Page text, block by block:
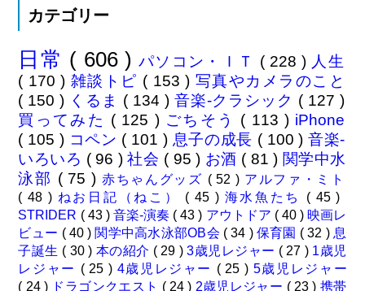
カテゴリー
日常 ( 606 )パソコン・ＩＴ ( 228 ) 人生
( 170 ) 雑談トピ ( 153 ) 写真やカメラのこと
( 150 ) くるま ( 134 ) 音楽-クラシック ( 127 )
買ってみた ( 125 ) ごちそう ( 113 ) iPhone
( 105 ) コペン ( 101 ) 息子の成長 ( 100 )音楽-
いろいろ ( 96 )社会 ( 95 ) お酒 ( 81 ) 関学中水
泳部 ( 75 ) 赤ちゃんグッズ ( 52 ) アルファ・ミト
( 48 ) ねお日記（ねこ） ( 45 ) 海水魚たち ( 45 )
STRIDER ( 43 ) 音楽-演奏 ( 43 ) アウトドア ( 40 ) 映画レ
ビュー ( 40 ) 関学中高水泳部OB会 ( 34 ) 保育園 ( 32 ) 息
子誕生 ( 30 ) 本の紹介 ( 29 )3歳児レジャー ( 27 ) 1歳児
レジャー ( 25 ) 4歳児レジャー ( 25 ) 5歳児レジャー
( 24 ) ドラゴンクエスト ( 24 ) 2歳児レジャー ( 23 ) 携帯